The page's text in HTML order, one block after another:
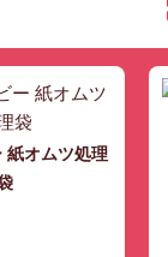
紙オムツ処理